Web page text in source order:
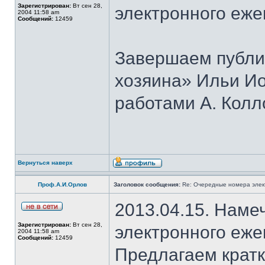
Зарегистрирован: Вт сен 28,
2004 11:58 am
Сообщений: 12459
электронного
Завершаем
хозяина» Ильи
работами А.
Вернуться наверх
Проф.А.И.Орлов Заголовок сообщения: Re: Очередные номера
Зарегистрирован: Вт сен 28,
2004 11:58 am
Сообщений: 12459
2013.04.15.
электронного
Предлагаем